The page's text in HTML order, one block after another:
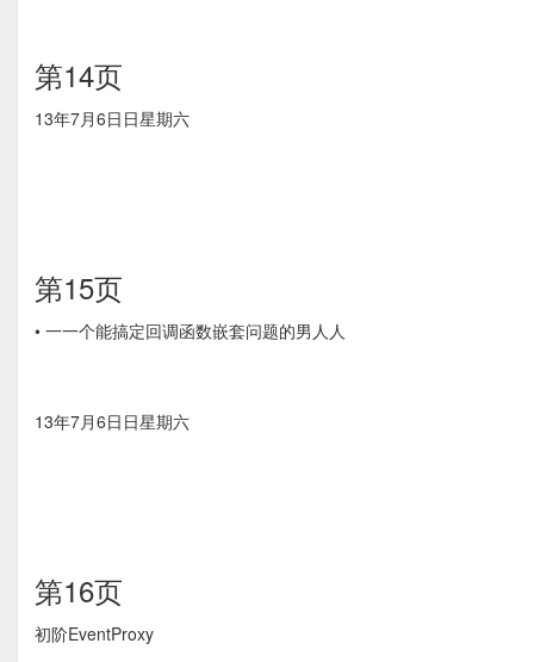
第14页
13年7月6⽇日星期六
第15页
• ⼀一个能搞定回调函数嵌套问题的男⼈人
13年7月6⽇日星期六
第16页
初阶EventProxy